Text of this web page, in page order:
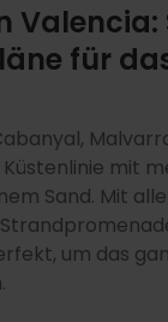
Valencia:
für
mit
Sand. Mit
um das